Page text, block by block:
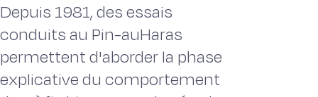
Depuis 1981, des essais
conduits au Pin-auHaras
permettent d'aborder la phase
explicative du comportement